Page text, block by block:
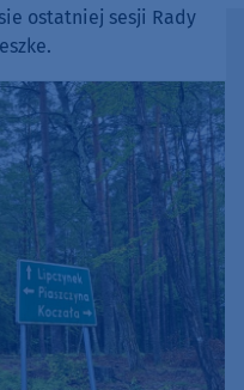
increase
volume.
ostatniej sesji Rady